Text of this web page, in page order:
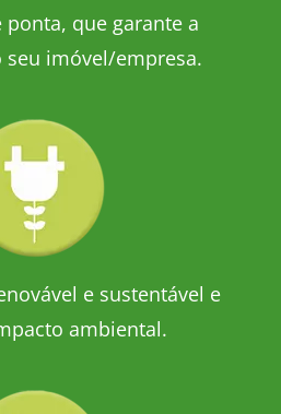
ponta, que garante a
seu imóvel/empresa.
e sustentável e
ambiental.